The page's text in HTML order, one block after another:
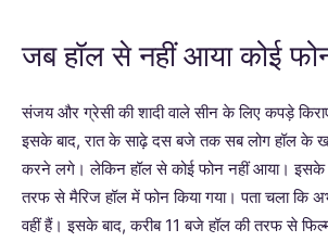
जब हॉल से नहीं आया कोई
संजय और ग्रेसी की शादी वाले सीन के लिए कपड़े
इसके बाद, रात के साढ़े दस बजे तक सब लोग हॉल के
करने लगे। लेकिन हॉल से कोई फोन नहीं आया। इसके
तरफ से मैरिज हॉल में फोन किया गया। पता चला कि
वहीं हैं। इसके बाद, करीब 11 बजे हॉल की तरफ से